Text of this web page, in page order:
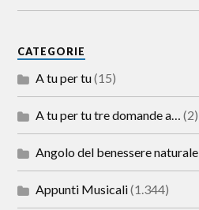
CATEGORIE
A tu per tu(15)
A tu per tu tre domande a… (2)
Angolo del benessere naturale
Appunti Musicali(1.344)